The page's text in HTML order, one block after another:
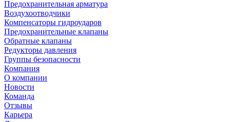
Предохранительная арматура
Воздухоотводчики
Компенсаторы гидроударов
Предохранительные клапаны
Обратные клапаны
Редукторы давления
Группы безопасности
Компания
О компании
Новости
Команда
Отзывы
Карьера